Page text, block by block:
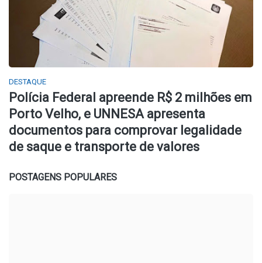
DESTAQUE
Polícia Federal apreende R$ 2 milhões em
Porto Velho, e UNNESA apresenta
documentos para comprovar legalidade
de saque e transporte de valores
POSTAGENS POPULARES